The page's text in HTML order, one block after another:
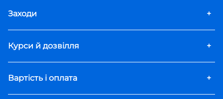
Заходи +
Курси й дозвілля +
Вартість і оплата +